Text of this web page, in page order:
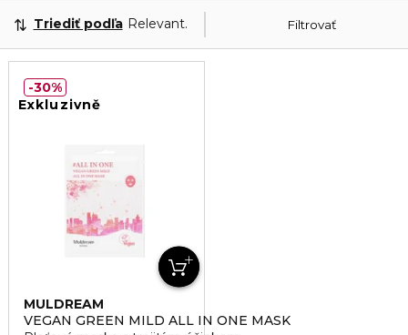
Filtrovať
Triediť podľa Relevantnosť
Exkluzivně
MULDREAM
VEGAN GREEN MILD ALL IN ONE MASK
30%